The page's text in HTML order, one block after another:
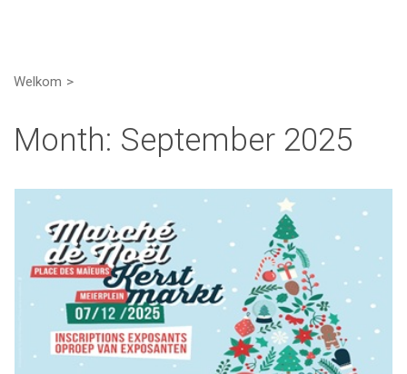
Welkom
Month: September 2025